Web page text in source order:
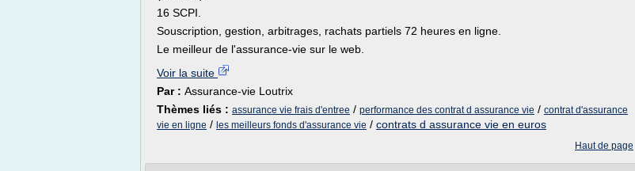
16 SCPI.
Souscription, gestion, arbitrages, rachats partiels 72 heures en ligne.
Le meilleur de l'assurance-vie sur le web.
Voir la suite
Par : Assurance-vie Loutrix
Thèmes liés : assurance vie frais d'entree / performance des contrat d assurance vie / contrat d'assurance
vie en ligne / les meilleurs fonds d'assurance vie / contrats d assurance vie en euros
Haut de page